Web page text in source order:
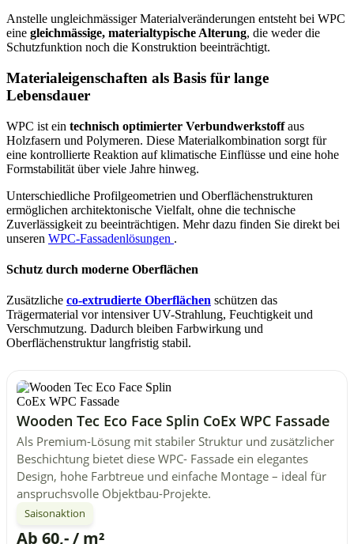
Anstelle ungleichmässiger Materialveränderungen entsteht bei WPC
eine gleichmässige, materialtypische Alterung, die weder die
Schutzfunktion noch die Konstruktion beeinträchtigt.
Materialeigenschaften als Basis für lange
Lebensdauer
WPC ist ein technisch optimierter Verbundwerkstoffaus
Holzfasern und Polymeren. Diese Materialkombination sorgt für
eine kontrollierte Reaktion auf klimatische Einflüsse und eine hohe
Formstabilität über viele Jahre hinweg.
Unterschiedliche Profilgeometrien und Oberflächenstrukturen
ermöglichen architektonische Vielfalt, ohne die technische
Zuverlässigkeit zu beeinträchtigen. Mehr dazu finden Sie direkt bei
unseren WPC-Fassadenlösungen .
Schutz durch moderne Oberflächen
Zusätzliche co-extrudierte Oberflächen schützen das
Trägermaterial vor intensiver UV-Strahlung, Feuchtigkeit und
Verschmutzung. Dadurch bleiben Farbwirkung und
Oberflächenstruktur langfristig stabil.
Wooden Tec Eco Face Splin CoEx WPC Fassade
Als Premium-Lösung mit stabiler Struktur und zusätzlicher
Beschichtung bietet diese WPC- Fassade ein elegantes
Design, hohe Farbtreue und einfache Montage – ideal für
anspruchsvolle Objektbau-Projekte.
Saisonaktion
Ab 60,- / m²